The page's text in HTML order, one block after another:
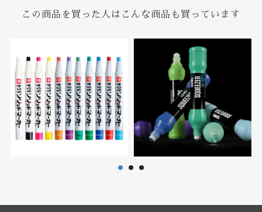
この商品を買った人はこんな商品も買っています